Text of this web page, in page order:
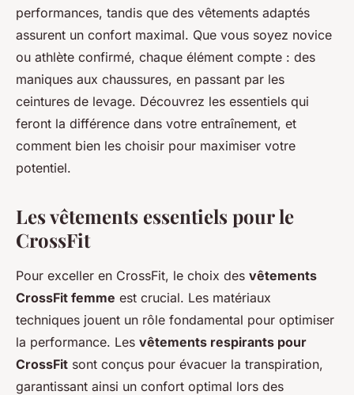
performances, tandis que des vêtements adaptés
assurent un confort maximal. Que vous soyez novice
ou athlète confirmé, chaque élément compte : des
maniques aux chaussures, en passant par les
ceintures de levage. Découvrez les essentiels qui
feront la différence dans votre entraînement, et
comment bien les choisir pour maximiser votre
potentiel.
Les vêtements essentiels pour le
CrossFit
Pour exceller en CrossFit, le choix des vêtements
CrossFit femme est crucial. Les matériaux
techniques jouent un rôle fondamental pour optimiser
la performance. Les vêtements respirants pour
CrossFit sont conçus pour évacuer la transpiration,
garantissant ainsi un confort optimal lors des